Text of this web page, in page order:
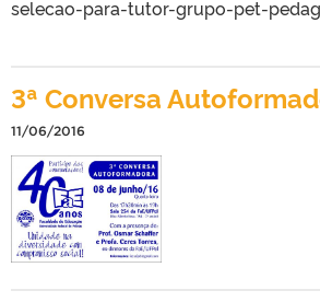
selecao-para-tutor-grupo-pet-
3ª Conversa
11/06/2016